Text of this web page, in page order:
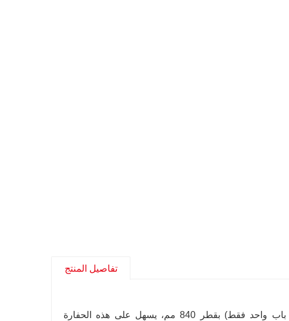
تفاصيل المنتج
حرية الحركة في الأزقة الضيقة: بفضل هيكلها فائق الضيق (بعرض باب واحد فقط) بقطر 840 مم، يسهل على هذه الحفارة